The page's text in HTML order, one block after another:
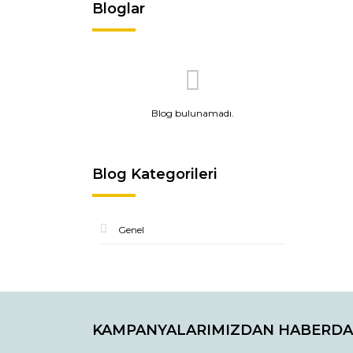
Bloglar
Blog bulunamadı.
Blog Kategorileri
Genel
KAMPANYALARIMIZDAN